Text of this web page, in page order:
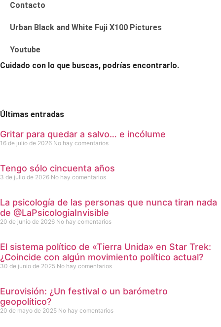
Contacto
Urban Black and White Fuji X100 Pictures
Youtube
Cuidado con lo que buscas, podrías encontrarlo.
Últimas entradas
Gritar para quedar a salvo… e incólume
16 de julio de 2026 No hay comentarios
Tengo sólo cincuenta años
3 de julio de 2026 No hay comentarios
La psicología de las personas que nunca tiran nada
de @LaPsicologiaInvisible
20 de junio de 2026 No hay comentarios
El sistema político de «Tierra Unida» en Star Trek:
¿Coincide con algún movimiento político actual?
30 de junio de 2025 No hay comentarios
Eurovisión: ¿Un festival o un barómetro
geopolítico?
20 de mayo de 2025 No hay comentarios